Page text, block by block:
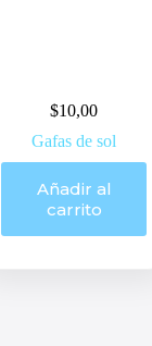
$10,00
Gafas de sol
Añadir al
carrito